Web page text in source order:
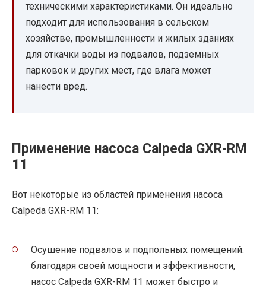
техническими характеристиками. Он идеально
подходит для использования в сельском
хозяйстве, промышленности и жилых зданиях
для откачки воды из подвалов, подземных
парковок и других мест, где влага может
нанести вред.
Применение насоса Calpeda GXR-RM
11
Вот некоторые из областей применения насоса
Calpeda GXR-RM 11:
Осушение подвалов и подпольных помещений:
благодаря своей мощности и эффективности,
насос Calpeda GXR-RM 11 может быстро и